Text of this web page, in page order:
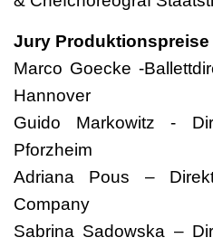
Jury Produktionspreise
Marco Goecke -
Hannover
Guido Markowitz -
Pforzheim
Adriana Pous –
Company
Sabrina Sadowska –